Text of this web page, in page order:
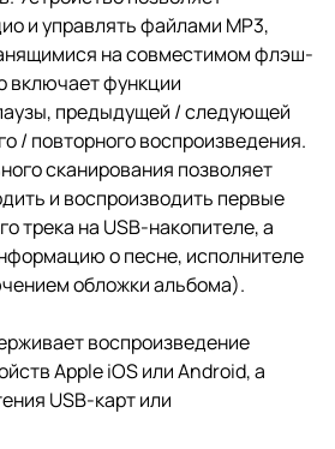
и управлять файлами MP3,
на совместимом флэш-
включает функции
предыдущей / следующей
/ повторного воспроизведения.
сканирования позволяет
и воспроизводить первые
трека на USB-накопителе, а
о песне, исполнителе
обложки альбома).
воспроизведение
Apple iOS или Android, а
USB-карт или